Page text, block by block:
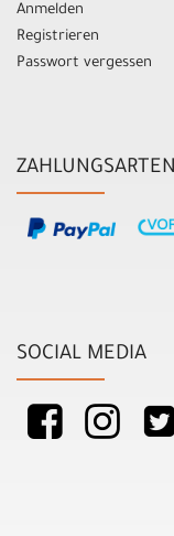
Anmelden
Registrieren
Passwort vergessen
ZAHLUNGSARTEN
SOCIAL MEDIA